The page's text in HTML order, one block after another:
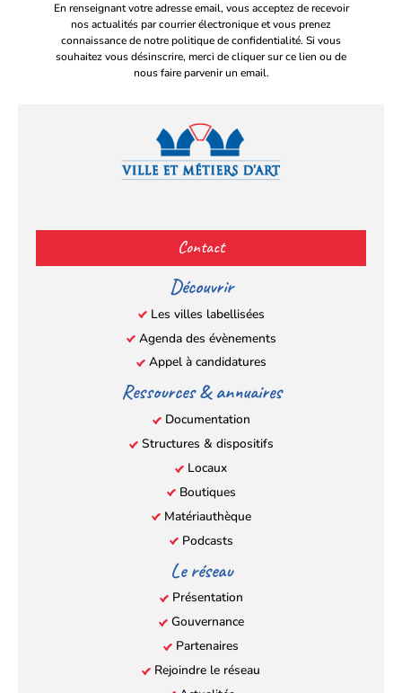
En renseignant votre adresse email, vous acceptez de recevoir
nos actualités par courrier électronique et vous prenez
connaissance de notre politique de confidentialité. Si vous
souhaitez vous désinscrire, merci de cliquer sur ce lien ou de
nous faire parvenir un email.
(s’ouvre
dans
un
nouvel
onglet)
(s’ouvre
dans
un
nouvel
onglet)
(s’ouvre
dans
un
nouvel
onglet)
(s’ouvre
un
nouvel
onglet)
Contact
Découvrir
Les villes labellisées
Agenda des évènements
Appel à candidatures
Ressources & annuaires
Documentation
Structures & dispositifs
Locaux
Boutiques
Matériauthèque
Podcasts
Le réseau
Présentation
Gouvernance
Partenaires
Rejoindre le réseau